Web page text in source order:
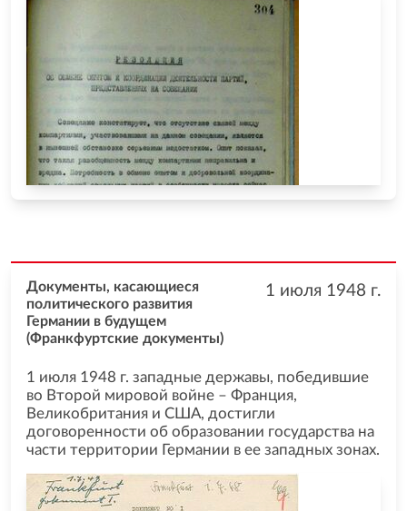
1 июля 1948 г.
Документы, касающиеся
политического развития
Германии в будущем
(Франкфуртские документы)
1 июля 1948 г. западные державы, победившие
во Второй мировой войне – Франция,
Великобритания и США, достигли
договоренности об образовании государства на
части территории Германии в ее западных зонах.